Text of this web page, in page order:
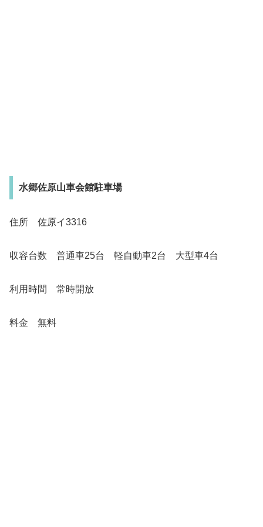
水郷佐原山車会館駐車場
住所 佐原イ3316
収容台数 普通車25台 軽自動車2台 大型車4台
利用時間 常時開放
料金 無料